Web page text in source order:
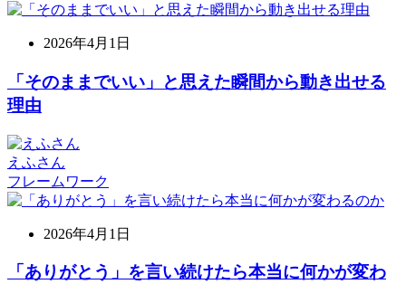
2026年4月1日
「そのままでいい」と思えた瞬間から動き出せる
理由
えふさん
フレームワーク
2026年4月1日
「ありがとう」を言い続けたら本当に何かが変わ